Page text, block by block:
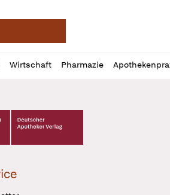
Wirtschaft Pharmazie
Apotheker Verlag Logo